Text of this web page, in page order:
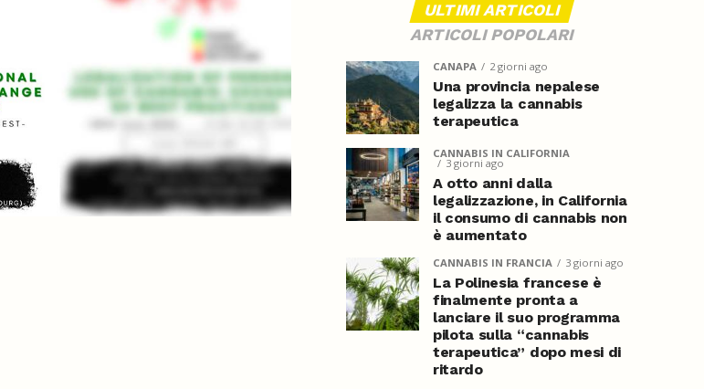
ULTIMI ARTICOLI
ARTICOLI POPOLARI
CANAPA 2 giorni ago
Una provincia nepalese
legalizza la cannabis
terapeutica
CANNABIS IN CALIFORNIA
3 giorni ago
A otto anni dalla
legalizzazione, in California
il consumo di cannabis non
è aumentato
CANNABIS IN FRANCIA 3 giorni ago
La Polinesia francese è
finalmente pronta a
lanciare il suo programma
pilota sulla “cannabis
terapeutica” dopo mesi di
ritardo